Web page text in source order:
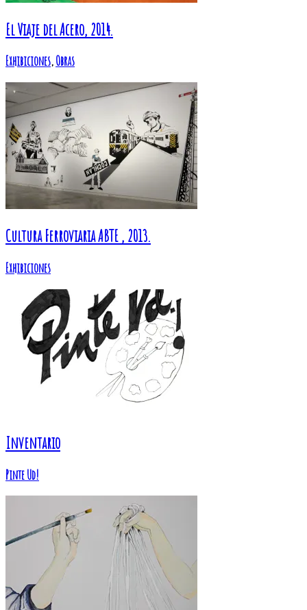
El Viaje del Acero, 2014.
Exhibiciones,Obras
Cultura Ferroviaria ABTE , 2013.
Exhibiciones
Inventario
Pinte Ud!